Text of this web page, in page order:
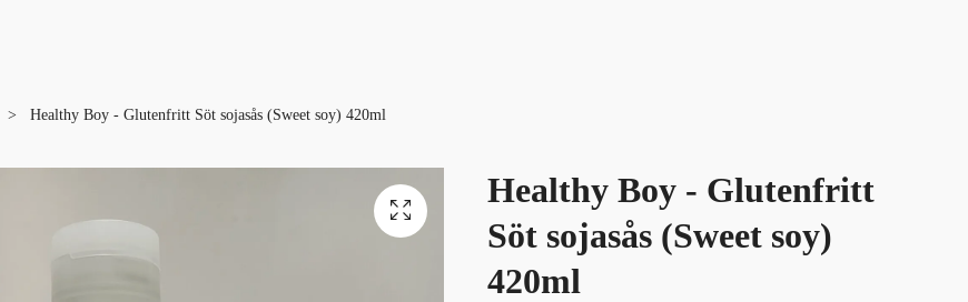
Healthy Boy - Glutenfritt Söt sojasås (Sweet soy) 420ml
Healthy Boy - Glutenfritt
Söt sojasås (Sweet soy)
420ml